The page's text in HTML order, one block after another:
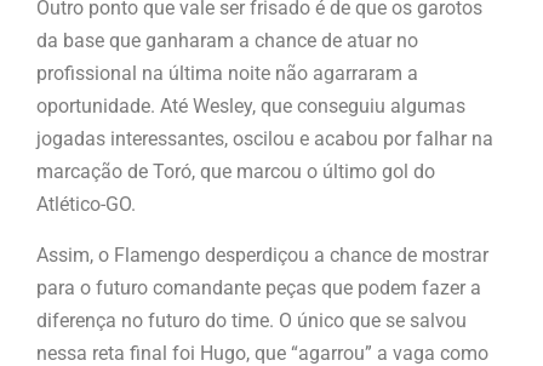
Outro ponto que vale ser frisado é de que os garotos
da base que ganharam a chance de atuar no
profissional na última noite não agarraram a
oportunidade. Até Wesley, que conseguiu algumas
jogadas interessantes, oscilou e acabou por falhar na
marcação de Toró, que marcou o último gol do
Atlético-GO.
Assim, o Flamengo desperdiçou a chance de mostrar
para o futuro comandante peças que podem fazer a
diferença no futuro do time. O único que se salvou
nessa reta final foi Hugo, que “agarrou” a vaga como